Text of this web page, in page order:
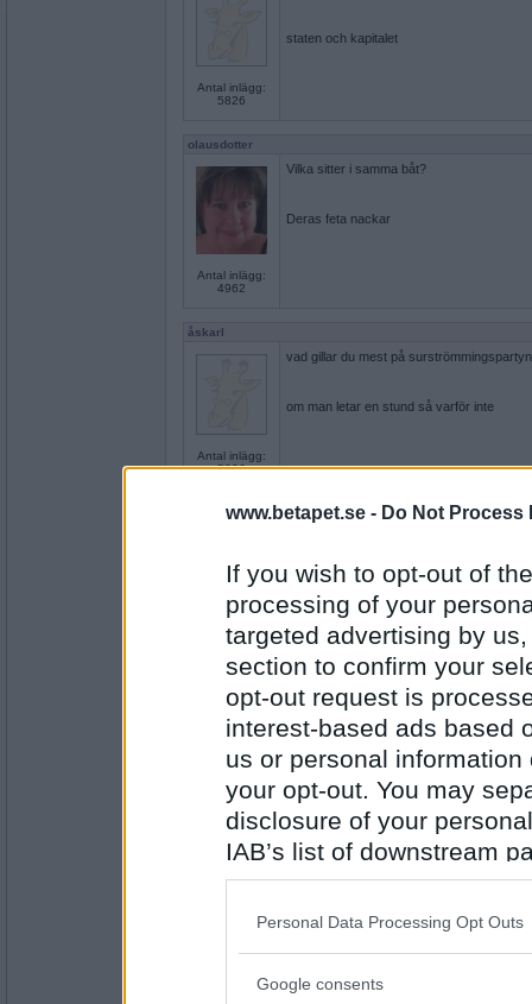
www.betapet.se - Do Not Process
If you wish to opt-out of
processing of your
targeted advertising by
section to confirm your
opt-out request is
interest-based ads based
us or personal
your opt-out. You may
disclosure of your
IAB’s list of downstream
also be disclosed by us
Downstream Participants
Please note that this
Personal Data Processing Opt Outs
Google consents
Antal inlägg:
5826
staten och kapitalet
olausdotter
Antal inlägg:
4962
Vilka sitter i samma båt?
Deras feta nackar
åskarl
Antal inlägg:
5826
vad gillar du mest på
om man letar en stund så varför inte
olausdotter
Antal inlägg:
Kan bli trevligt
lithiumina
Antal inlägg: 476
Vad sägs om att bli nykterist?
Sätt igång meddetsamma.
Ta det lugnt vi hinner